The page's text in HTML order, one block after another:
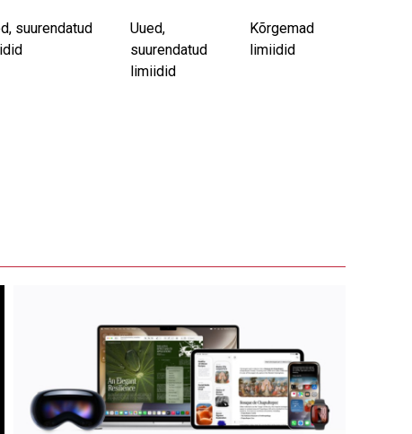
suurendatud
Uued,
suurendatud
limiidid
Kõrgemad
limiidid